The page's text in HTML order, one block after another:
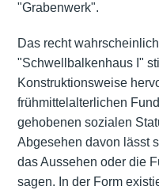
"Grabenwerk".
Das recht
"Schwellbalkenhaus I"
Konstruktionsweise
frühmittelalterlichen
gehobenen sozialen
Abgesehen davon lässt
das Aussehen oder die
sagen. In der Form